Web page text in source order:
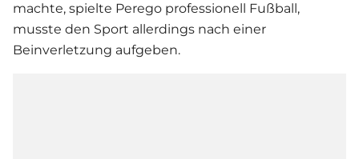
machte, spielte Perego professionell Fußball,
musste den Sport allerdings nach einer
Beinverletzung aufgeben.